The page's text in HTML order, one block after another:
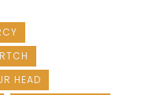
HEAD